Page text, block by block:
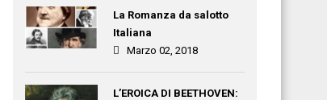
La Romanza da salotto
Italiana
Marzo 02, 2018
L’EROICA DI BEETHOVEN: